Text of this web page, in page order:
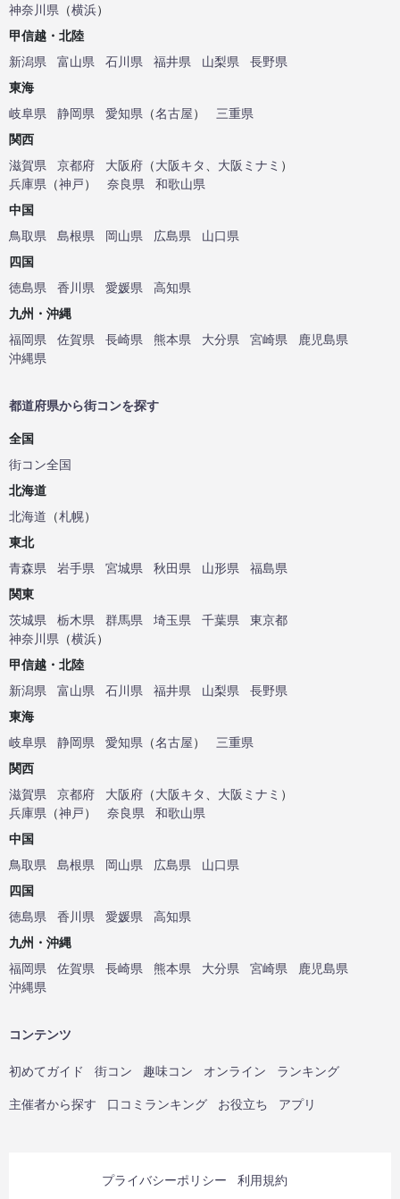
神奈川県 （横浜）
甲信越・北陸
新潟県
富山県 石川県 福井県 山梨県
長野県
東海
岐阜県
静岡県 愛知県 （名古屋）
三重県
関西
滋賀県
京都府 大阪府 （大阪キタ 大阪ミナミ ）
兵庫県 （神戸） 奈良県
和歌山県
中国
鳥取県
島根県 岡山県 広島県
山口県
四国
徳島県
香川県 愛媛県
高知県
九州・沖縄
福岡県
佐賀県 長崎県 熊本県 大分県 宮崎県
鹿児島県
沖縄県
都道府県から街コンを探す
全国
街コン全国
北海道
北海道 （札幌）
東北
青森県
岩手県 宮城県 秋田県 山形県
福島県
関東
茨城県
栃木県 群馬県 埼玉県 千葉県
東京都
神奈川県 （横浜）
甲信越・北陸
新潟県
富山県 石川県 福井県 山梨県
長野県
東海
岐阜県
静岡県 愛知県 （名古屋）
三重県
関西
滋賀県
京都府 大阪府 （大阪キタ 大阪ミナミ ）
兵庫県 （神戸） 奈良県
和歌山県
中国
鳥取県
島根県 岡山県 広島県
山口県
四国
徳島県
香川県 愛媛県
高知県
九州・沖縄
福岡県
佐賀県 長崎県 熊本県 大分県 宮崎県
鹿児島県
沖縄県
コンテンツ
初めてガイド 街コン 趣味コン オンライン ランキング
主催者から探す 口コミランキング お役立ち アプリ
プライバシーポリシー 利用規約